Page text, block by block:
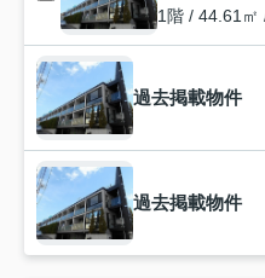
1階 / 44.61㎡
過去掲載物件
過去掲載物件